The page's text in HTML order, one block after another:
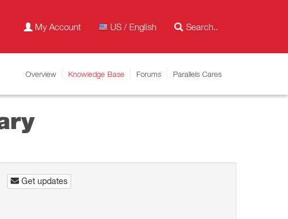
My Account US / English
Overview Knowledge Base Forums Parallels Cares
Get updates